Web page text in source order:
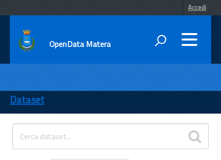
Accedi
OpenData Matera
ENTI
TEMI
INFORMAZIONI
Dataset